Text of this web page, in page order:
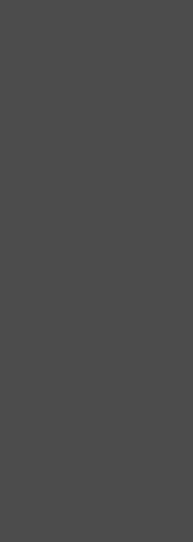
Winkel
Baum herunter.
Er gilt dann als